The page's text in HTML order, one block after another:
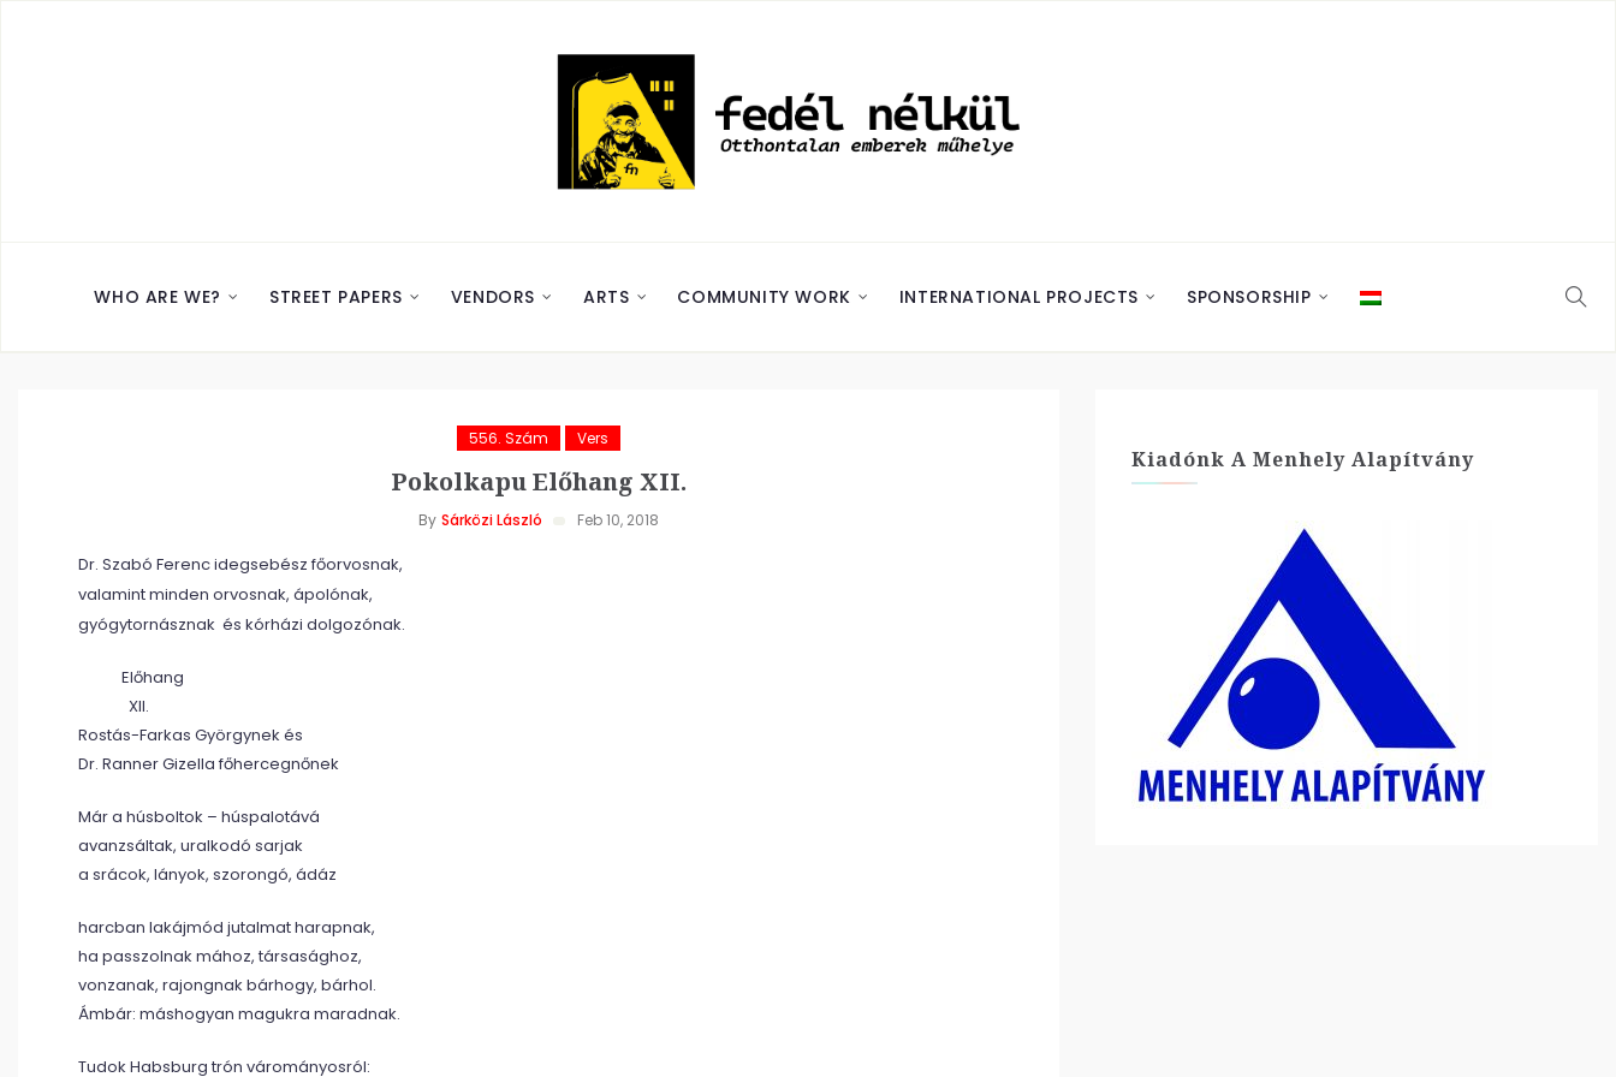
WHO ARE WE? STREET PAPERS VENDORS ARTS COMMUNITY WORK INTERNATIONAL PROJECTS SPONSORSHIP
556. Szám Vers
Pokolkapu Előhang XII.
By Sárközi László Feb 10, 2018
Dr. Szabó Ferenc idegsebész főorvosnak,
valamint minden orvosnak, ápolónak,
gyógytornásznak és kórházi dolgozónak.
Előhang
XII.
Rostás-Farkas Györgynek és
Dr. Ranner Gizella főhercegnőnek
Már a húsboltok – húspalotává
avanzsáltak, uralkodó sarjak
a srácok, lányok, szorongó, ádáz
harcban lakájmód jutalmat harapnak,
ha passzolnak mához, társasághoz,
vonzanak, rajongnak bárhogy, bárhol.
Ámbár: máshogyan magukra maradnak.
Tudok Habsburg trón várományosról:
Kiadónk A Menhely Alapítvány